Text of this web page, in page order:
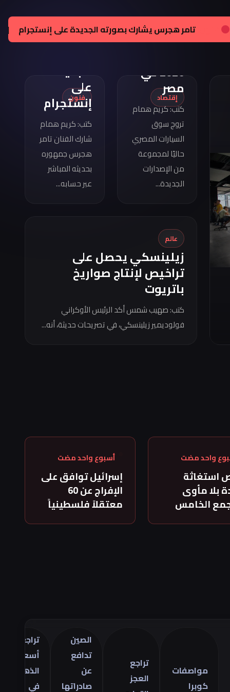
مواصفات كوبرا فورمينتور 2026 في مصر | فنون:تامر
إقتصاد
مواصفات
كوبرا
2026 في
مصر
كتب: كريم همام
تروج سوق
السيارات المصري
حاليًا لمجموعة
من الإصدارات
الجديدة...
فنون
هجرس
يشارك
الجديدة
على
إنستجرام
كتب: كريم همام
شارك الفنان تامر
هجرس جمهوره
بحديثه المباشر
عبر حسابه...
عالم
زيلينسكي يحصل على
تراخيص لإنتاج صواريخ
باتريوت
كتب: صهيب شمس أكد الرئيس الأوكراني
فولوديمير زيلينسكي، في تصريحات حديثة، أنه...
واحد مضت
استغاثة
بلا مأوى
الخامس
أسبوع واحد مضت
إسرائيل توافق على
الإفراج عن 60
معتقلاً فلسطينياً
مواصفات
صادراتها
الذهب